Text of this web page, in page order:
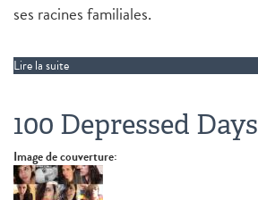
ses racines familiales.
Lire la suite
100 Depressed Days
Image de couverture: